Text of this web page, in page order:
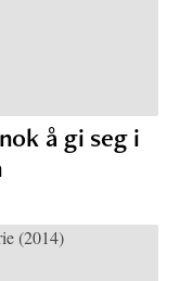
å gi seg i